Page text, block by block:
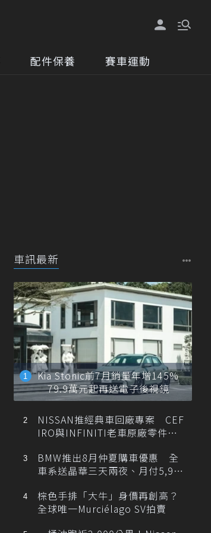
配件保養 賽車運動
車訊最新
Kia Stonic前7月銷量年增145%
79.9萬元起再送電子後視鏡
NISSAN推經典車回廠專案 CEF
IRO與INFINITI老車原廠零件最
BMW推出8月仲夏購車優惠 全
車系送晶華三天兩夜、月付5,900
棕色手排「大牛」身價再創高？
全球唯一Murciélago SV拍賣